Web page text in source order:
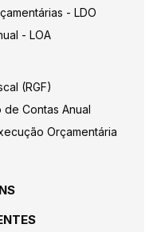
- LDO
- LOA
(RGF)
Contas Anual
Orçamentária